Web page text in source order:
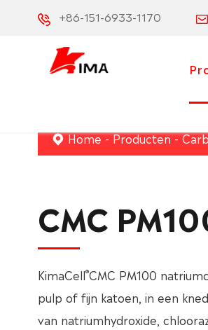
+86-151-6933-1170
Home Producten
CMC
KimaCell®CMC PM100
pulp of fijn katoen, in een
van natriumhydroxide,